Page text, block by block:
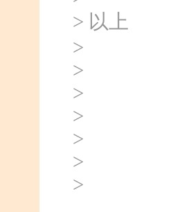
> 以上
>
>
>
>
>
>
>